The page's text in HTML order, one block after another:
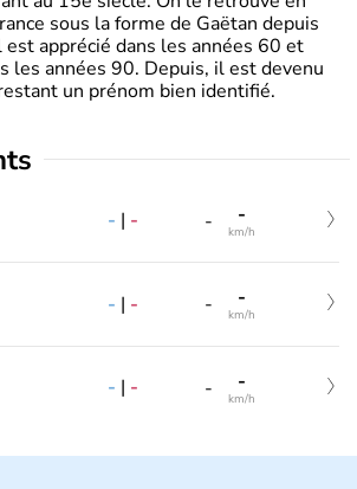
sous la forme de Gaëtan depuis
apprécié dans les années 60 et
les années 90. Depuis, il est devenu
un prénom bien identifié.
- | - - -
km/h
- | - - -
km/h
- | - - -
km/h